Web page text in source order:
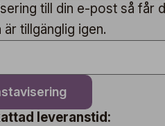
till din e-post så får
tillgänglig igen.
leveranstid: